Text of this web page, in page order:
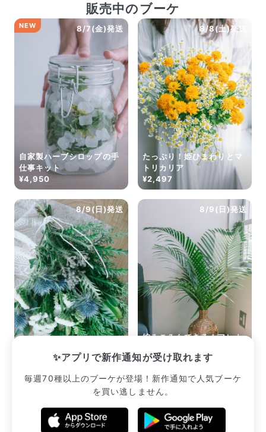
お花をベストなタイミングで発送しているため、お届け日の
指定はできません。受け取り時間帯は、発送後にクロネコヤ
マトのアプリから変更可能です。
Q. 注文後にキャンセルできますか？
ご注文後一定時間内であればキャンセル可能です。
✨アプリで新作通知が受け取れます
毎週70種以上のブーケが登場！新作通知で人気ブーケ
を買い逃しません。
販売中のブーケ
8/7(金)発送
NEW
自家製ハーブシロップの手
仕事キット
¥4,950
8/8(土)発送
たっぷり！姫ひまわりとマ
トリカリア
¥2,497
8/9(日)発送 8/9(日)発送
編みこみもできる！アレカ
¥2,222
販売中のブーケ一覧へ